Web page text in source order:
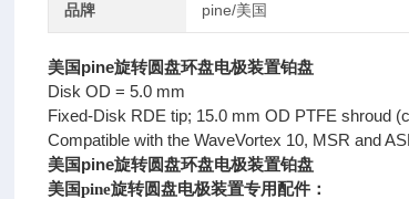
品牌 pine/美国
美国pine旋转圆盘环盘电极装置铂盘
Disk OD = 5.0 mm
Fixed-Disk RDE tip; 15.0 mm OD PTFE shroud
Compatible with the WaveVortex 10, MSR and
美国pine旋转圆盘环盘电极装置铂盘
美国pine旋转圆盘电极装置专用配件：